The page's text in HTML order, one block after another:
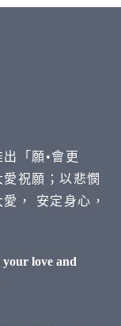
「願•會更
祝願；以悲憫
， 安定身心，
love and